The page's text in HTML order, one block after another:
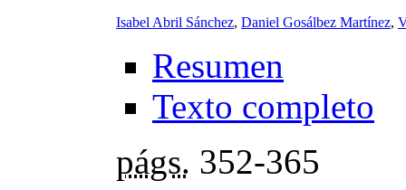
Isabel Abril Sánchez, Daniel Gosálbez Martínez,
Resumen
Texto completo
págs. 352-365